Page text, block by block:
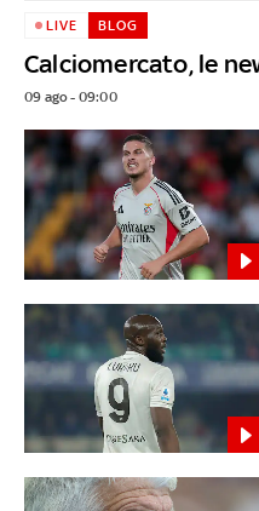
Calciomercato, le
LIVE BLOG
09 ago - 09:00